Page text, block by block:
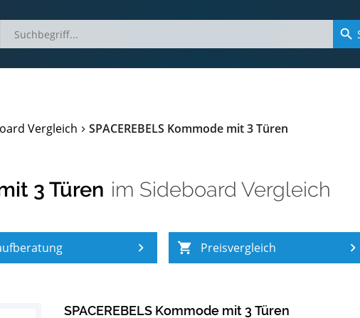
Vergleich SPACEREBELS Kommode mit 3 Türen
3 Türen im Sideboard Vergleich
Preisvergleich
SPACEREBELS Kommode mit 3 Türen